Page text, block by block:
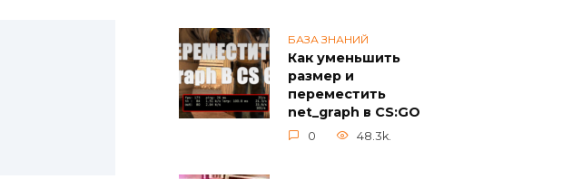
БАЗА ЗНАНИЙ
Как уменьшить
размер и
переместить
net_graph в CS:GO
0 48.3k.